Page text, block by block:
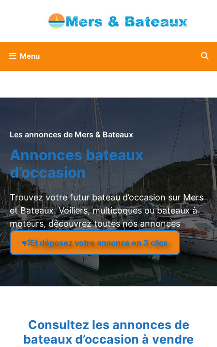
Menu
Les annonces de Mers & Bateaux
Annonces bateaux
d’occasion
Trouvez votre futur bateau d’occasion sur Mers
et Bateaux. Voiliers, multicoques ou bateaux à
moteurs, découvrez toutes nos annonces
Et déposez votre annonce en 3 clics
Consultez les annonces de
bateaux d’occasion à vendre